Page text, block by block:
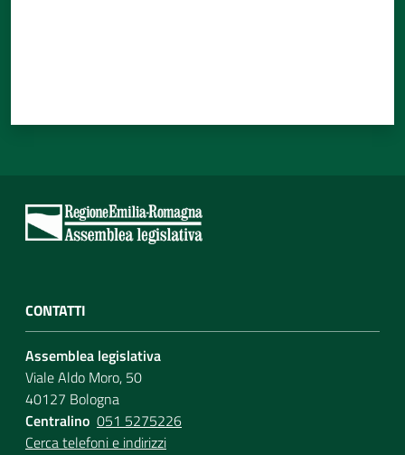
CONTATTI
Assemblea legislativa
Viale Aldo Moro, 50
40127 Bologna
Centralino 051 5275226
Cerca telefoni e indirizzi